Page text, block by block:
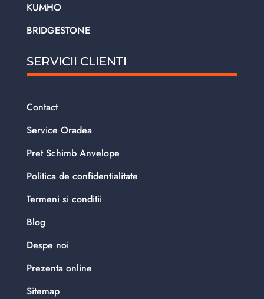
KUMHO
BRIDGESTONE
SERVICII CLIENTI
Contact
Service Oradea
Pret Schimb Anvelope
Politica de confidentialitate
Termeni si conditii
Blog
Despe noi
Prezenta online
Sitemap